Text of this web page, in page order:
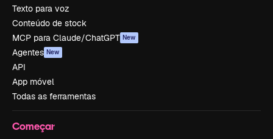
Texto para voz
Conteúdo de stock
MCP para Claude/ChatGPT New
Agentes New
API
App móvel
Todas as ferramentas
Começar